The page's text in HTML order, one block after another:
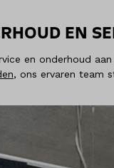
EN
en onderhoud
, ons ervaren team